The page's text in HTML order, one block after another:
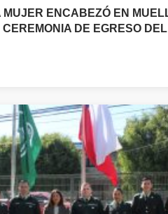
MUJER ENCABEZÓ EN
DE EGRESO